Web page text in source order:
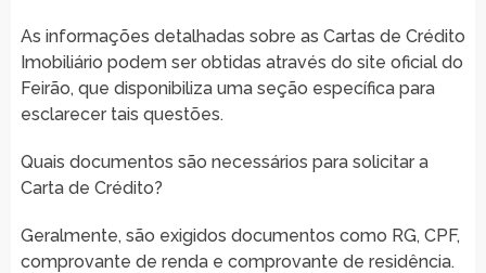
As informações detalhadas sobre as Cartas de Crédito
Imobiliário podem ser obtidas através do site oficial do
Feirão, que disponibiliza uma seção específica para
esclarecer tais questões.
Quais documentos são necessários para solicitar a
Carta de Crédito?
Geralmente, são exigidos documentos como RG, CPF,
comprovante de renda e comprovante de residência.